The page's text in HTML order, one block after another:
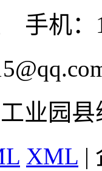
手机：
业园县
XML |